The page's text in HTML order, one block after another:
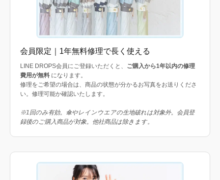
会員限定｜1年無料修理で長く使える
LINE DROPS会員にご登録いただくと、 ご購入から1年以内の修理
費用が無料 になります。
修理をご希望の場合は、商品の状態が分かるお写真をお送りくださ
い。修理可能か確認いたします。
※1回のみ有効。傘やレインウエアの生地破れは対象外。会員登
録後のご購入商品が対象。他社商品は除きます。